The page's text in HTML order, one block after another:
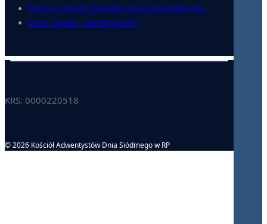
Wyższa Szkoła Teologiczno-Humanistyczna
Dom Opieki „Samarytanin”
KRS: 0000220518
© 2026 Kościół Adwentystów Dnia Siódmego w RP